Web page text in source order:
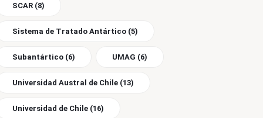
SCAR (8)
Sistema de Tratado Antártico (5)
Subantártico (6) UMAG (6)
Universidad Austral de Chile (13)
Universidad de Chile (16)